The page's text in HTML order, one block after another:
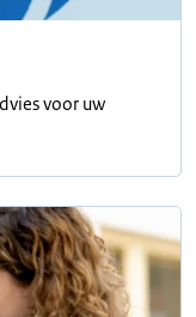
voor uw